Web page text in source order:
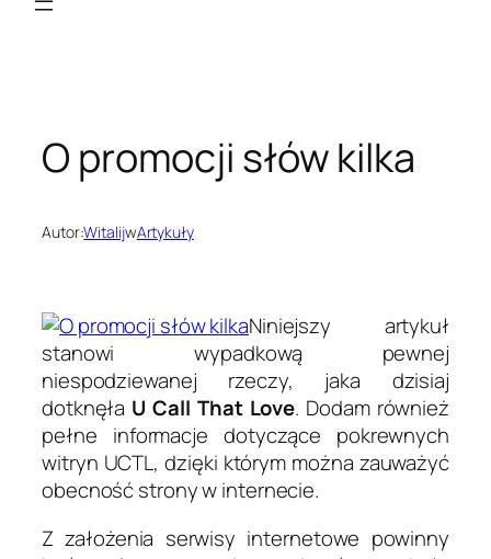
O promocji słów kilka
Autor:WitalijwArtykuły
Niniejszy artykuł
stanowi wypadkową pewnej
niespodziewanej rzeczy, jaka dzisiaj
dotknęła U Call That Love. Dodam również
pełne informacje dotyczące pokrewnych
witryn UCTL, dzięki którym można zauważyć
obecność strony w internecie.
Z założenia serwisy internetowe powinny